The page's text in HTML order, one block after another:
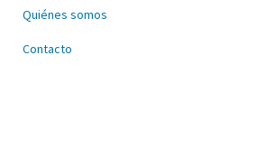
Quiénes somos
Contacto